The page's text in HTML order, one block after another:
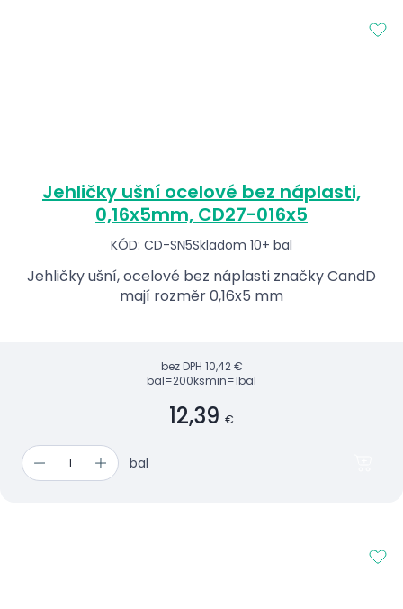
Jehličky ušní ocelové bez náplasti,
0,16x5mm, CD27-016x5
KÓD: CD-SN5Skladom 10+ bal
Jehličky ušní, ocelové bez náplasti značky CandD
mají rozměr 0,16x5 mm
bez DPH 10,42 €
bal=200ksmin=1bal
12,39 €
bal